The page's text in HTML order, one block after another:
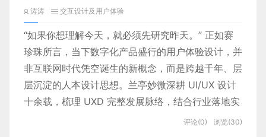
涛涛 交互设计及用户体验
“如果你想理解今天，就必须先研究昨天。” 正如赛
珍珠所言，当下数字化产品盛行的用户体验设计，并
非互联网时代凭空诞生的新概念，而是跨越千年、层
层沉淀的人本设计思想。兰亭妙微深耕 UI/UX 设计
十余载，梳理 UXD 完整发展脉络，结合行业落地实
践，拆解体验设计从古老人因探索到现代数字化体系
评论(0) 浏览(30)